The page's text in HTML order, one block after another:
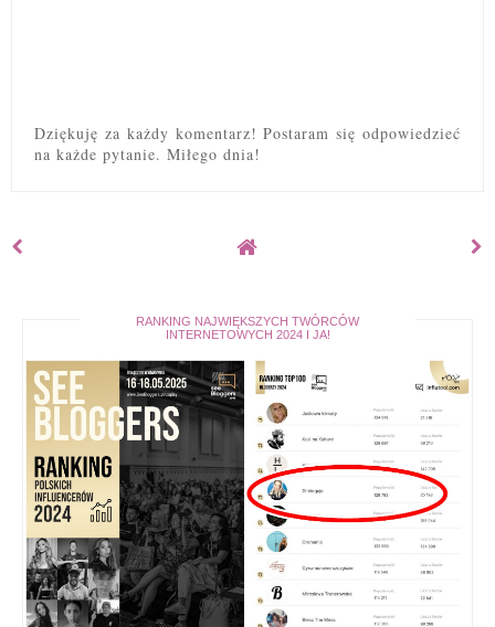
Dziękuję za każdy komentarz! Postaram się odpowiedzieć
na każde pytanie. Miłego dnia!
RANKING NAJWIĘKSZYCH TWÓRCÓW
INTERNETOWYCH 2024 I JA!